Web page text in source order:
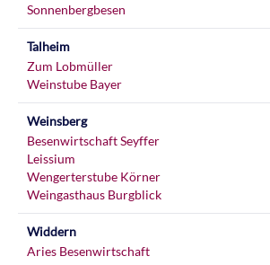
Sonnenbergbesen
Talheim
Zum Lobmüller
Weinstube Bayer
Weinsberg
Besenwirtschaft Seyffer
Leissium
Wengerterstube Körner
Weingasthaus Burgblick
Widdern
Aries Besenwirtschaft